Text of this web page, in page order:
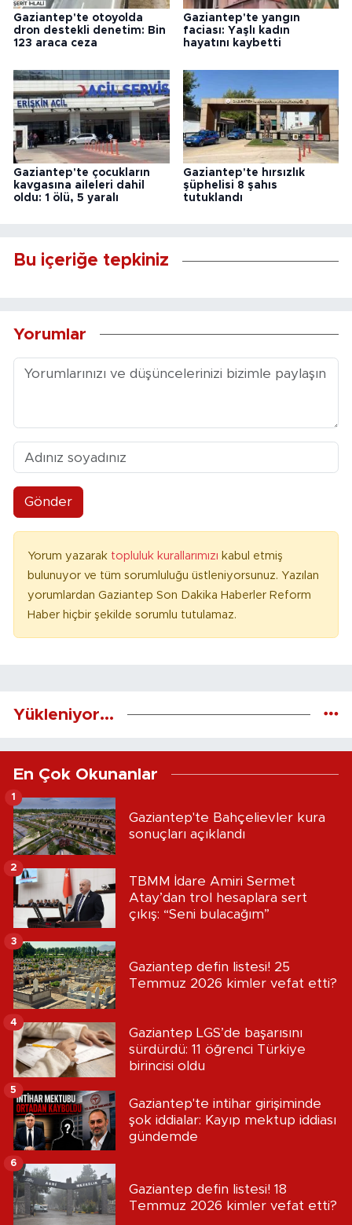
Gaziantep'te otoyolda
dron destekli denetim: Bin
123 araca ceza
Gaziantep'te yangın
faciası: Yaşlı kadın
hayatını kaybetti
Gaziantep'te çocukların
kavgasına aileleri dahil
oldu: 1 ölü, 5 yaralı
Gaziantep'te hırsızlık
şüphelisi 8 şahıs
tutuklandı
Bu içeriğe tepkiniz
Yorumlar
Gönder
Yorum yazarak topluluk kurallarımızı kabul etmiş
bulunuyor ve tüm sorumluluğu üstleniyorsunuz. Yazılan
yorumlardan Gaziantep Son Dakika Haberler Reform
Haber hiçbir şekilde sorumlu tutulamaz.
Yükleniyor...
En Çok Okunanlar
Gaziantep'te Bahçelievler kura
sonuçları açıklandı
1
TBMM İdare Amiri Sermet
Atay’dan trol hesaplara sert
çıkış: “Seni bulacağım”
2
Gaziantep defin listesi! 25
Temmuz 2026 kimler vefat etti?
3
Gaziantep LGS’de başarısını
sürdürdü: 11 öğrenci Türkiye
birincisi oldu
4
Gaziantep'te intihar girişiminde
şok iddialar: Kayıp mektup iddiası
gündemde
5
Gaziantep defin listesi! 18
Temmuz 2026 kimler vefat etti?
6